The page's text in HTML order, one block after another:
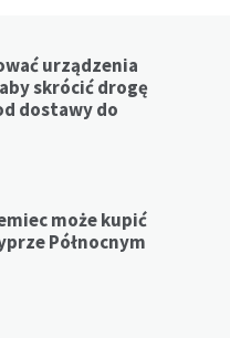
urządzenia
skrócić drogę
dostawy do
może kupić
Północnym